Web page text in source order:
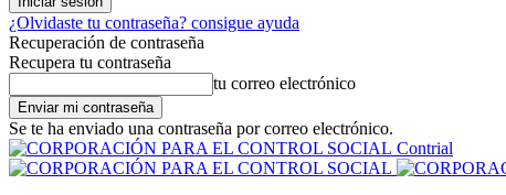
¿Olvidaste tu contraseña? consigue ayuda
Recuperación de contraseña
Recupera tu contraseña
tu correo electrónico
Se te ha enviado una contraseña por correo electrónico.
Contrial